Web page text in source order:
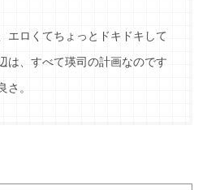
エロくてちょっとドキドキして
は、すべて瑛司の計画なのです
さ。